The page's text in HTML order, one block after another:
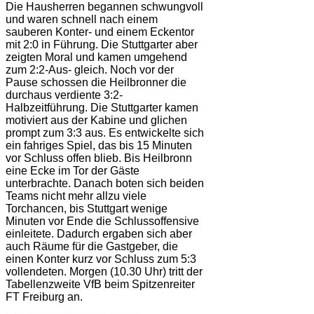
Die Hausherren begannen schwungvoll
und waren schnell nach einem
sauberen Konter- und einem Eckentor
mit 2:0 in Führung. Die Stuttgarter aber
zeigten Moral und kamen umgehend
zum 2:2-Aus- gleich. Noch vor der
Pause schossen die Heilbronner die
durchaus verdiente 3:2-
Halbzeitführung. Die Stuttgarter kamen
motiviert aus der Kabine und glichen
prompt zum 3:3 aus. Es entwickelte sich
ein fahriges Spiel, das bis 15 Minuten
vor Schluss offen blieb. Bis Heilbronn
eine Ecke im Tor der Gäste
unterbrachte. Danach boten sich beiden
Teams nicht mehr allzu viele
Torchancen, bis Stuttgart wenige
Minuten vor Ende die Schlussoffensive
einleitete. Dadurch ergaben sich aber
auch Räume für die Gastgeber, die
einen Konter kurz vor Schluss zum 5:3
vollendeten. Morgen (10.30 Uhr) tritt der
Tabellenzweite VfB beim Spitzenreiter
FT Freiburg an.